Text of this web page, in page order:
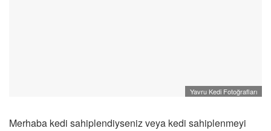
Yavru Kedi Fotoğrafları
Merhaba kedi sahiplendiyseniz veya kedi sahiplenmeyi